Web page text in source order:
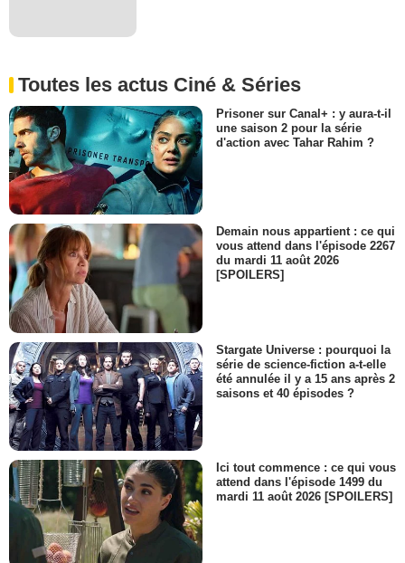
Toutes les actus Ciné & Séries
Prisoner sur Canal+ : y aura-t-il
une saison 2 pour la série
d'action avec Tahar Rahim ?
Demain nous appartient : ce qui
vous attend dans l'épisode 2267
du mardi 11 août 2026
[SPOILERS]
Stargate Universe : pourquoi la
série de science-fiction a-t-elle
été annulée il y a 15 ans après 2
saisons et 40 épisodes ?
Ici tout commence : ce qui vous
attend dans l'épisode 1499 du
mardi 11 août 2026 [SPOILERS]